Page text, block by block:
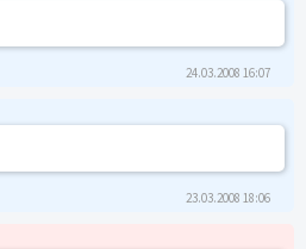
24.03.2008 16:07
23.03.2008 18:06